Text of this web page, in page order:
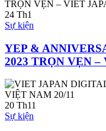
24 Th1
Sự kiện
YEP &
2023 TRỌN VẸN
20 Th11
Sự kiện